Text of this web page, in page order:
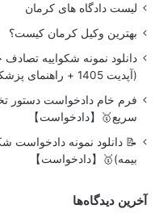
لیست دادگاه های کرمان
بهترین وکیل کرمان کیست؟
دانلود نمونه شکواییه
(آپدیت 1405 + راهنمای پزشکی قانونی)
فرم خام دادخواست دستور
سریع🥇【دادخواست】
📝 دانلود نمونه دادخواست
بیمه)🥇【دادخواست】
آخرین دیدگاه‌ها